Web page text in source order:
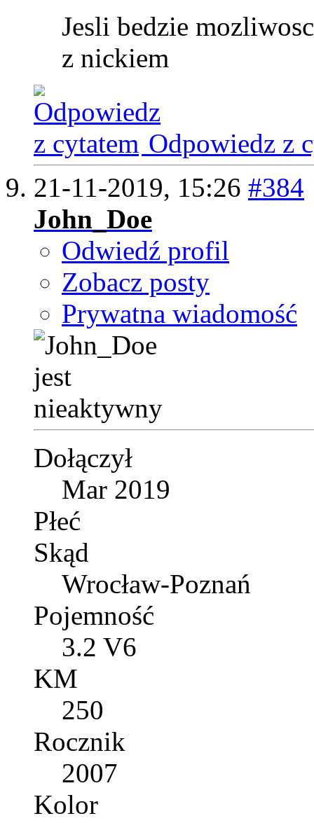
Jesli bedzie
z nickiem
Odpowiedz z
21-11-2019, 15:26 #384
John_Doe
Odwiedź profil
Zobacz posty
Prywatna wiadomość
Dołączył
Mar 2019
Płeć
Skąd
Wrocław-Poznań
Pojemność
3.2 V6
KM
250
Rocznik
2007
Kolor